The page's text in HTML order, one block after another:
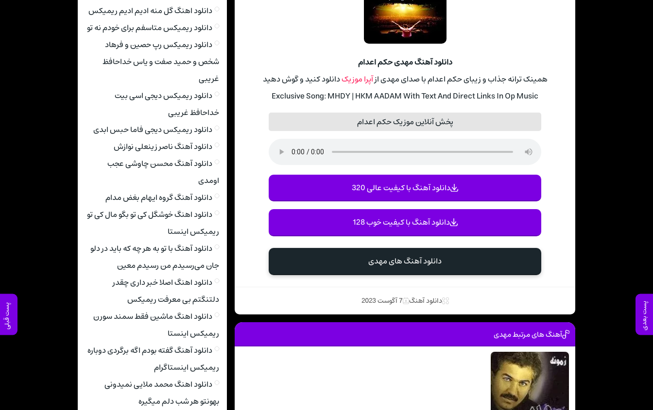
پست بعدی پست قبلی
دانلود آهنگ مهدی حکم اعدام
همینک ترانه جذاب و زیبای حکم اعدام با صدای مهدی ازآپرا موزیکدانلود کنید و گوش دهید
Exclusive Song: MHDY | HKM AADAM With Text And Direct Links In Op Music
پخش آنلاین موزیک حکم اعدام
دانلود آهنگ با کیفیت عالی 320
دانلود آهنگ با کیفیت خوب 128
دانلود آهنگ های مهدی
دانلود آهنگ 7 آگوست 2023
آهنگ های مرتبط مهدی
دانلود اهنگ گل منه ادیم ادیم ریمیکس
دانلود ریمیکس متاسفم برای خودم نه تو
دانلود ریمیکس رپ حصین و فرهاد
شخص و حمید صفت و یاس خداحافظ
غریبی
دانلود ریمیکس دیجی اسی بیت
خداحافظ غریبی
دانلود ریمیکس دیجی فاما حبس ابدی
دانلود آهنگ ناصر زینعلی نوازش
دانلود آهنگ محسن چاوشی عجب
اومدی
دانلود آهنگ گروه ایهام بغض مدام
دانلود اهنگ خوشگل کی تو بگو مال کی تو
ریمیکس اینستا
دانلود آهنگ با تو به هر چه که باید در دلو
جان می‌رسیدم من رسیدم معین
دانلود اهنگ اصلا خبر داری چقدر
دلتنگتم بی معرفت ریمیکس
دانلود اهنگ ماشین فقط سمند سورن
ریمیکس اینستا
دانلود آهنگ گفته بودم اگه برگردی دوباره
ریمیکس اینستاگرام
دانلود اهنگ محمد ملایی نمیدونی
بهونتو هر شب دلم میگیره